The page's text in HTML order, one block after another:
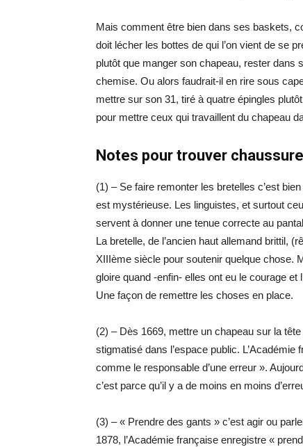
Mais comment être bien dans ses baskets,
doit lécher les bottes de qui l’on vient de se
plutôt que manger son chapeau, rester dans
chemise. Ou alors faudrait-il en rire sous
mettre sur son 31, tiré à quatre épingles
pour mettre ceux qui travaillent du chapeau
Notes pour trouver
(1) – Se faire remonter les bretelles c’est
est mystérieuse. Les linguistes, et surtout
servent à donner une tenue correcte au
La bretelle, de l’ancien haut allemand brittil,
XIIIème siècle pour soutenir quelque chose.
gloire quand -enfin- elles ont eu le courage et
Une façon de remettre les choses en place.
(2) – Dès 1669, mettre un chapeau sur la
stigmatisé dans l’espace public.
comme le responsable d’une erreur ».
c’est parce qu’il y a de moins en moins
(3) – « Prendre des gants » c’est agir ou
1878, l’Académie française enregistre «